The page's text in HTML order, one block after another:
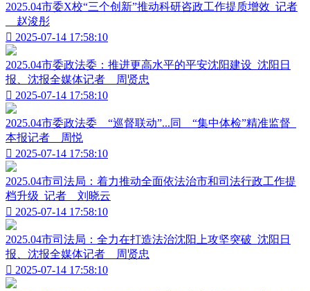
2025.04市委X校“三个创新”推动科研咨政工作提质增效_记者
__赵浚彤
 2025-07-14 17:58:10
2025.04市委政法委：推进更高水平的平安沈阳建设_沈阳日
报、沈报全媒体记者__周贤忠
 2025-07-14 17:58:10
2025.04市委政法委__“巡督联动”...同__“集中体检”精准监督_
本报记者__周悦
 2025-07-14 17:58:10
2025.04市司法局：着力推动全面依法治市和司法行政工作提
档升级_记者__刘晓云
 2025-07-14 17:58:10
2025.04市司法局：全力在打造法治沈阳上攻坚突破_沈阳日
报、沈报全媒体记者__周贤忠
 2025-07-14 17:58:10